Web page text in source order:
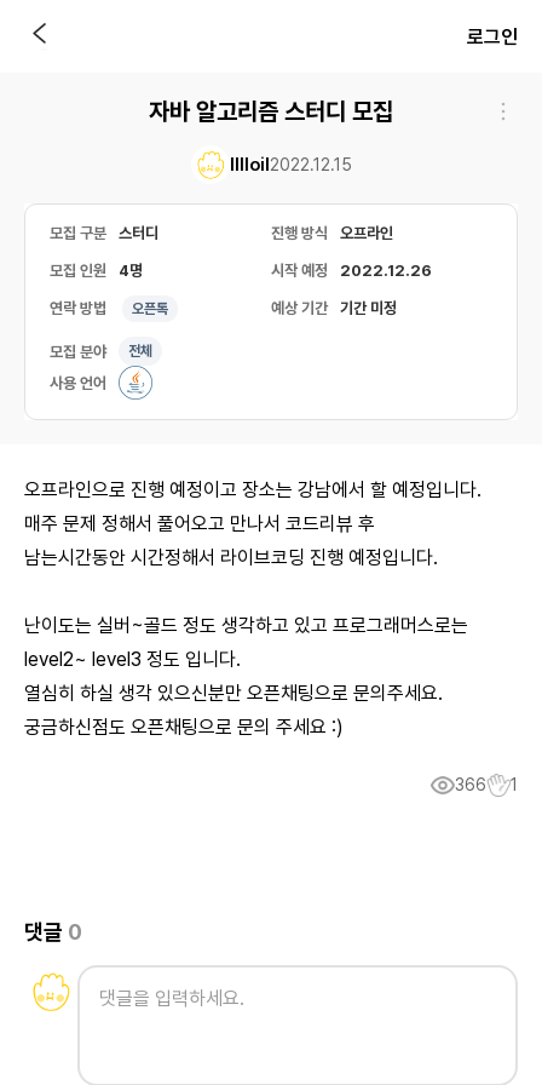
로그인
자바 알고리즘 스터디 모집
lllloil2022.12.15
모집 구분 스터디 진행 방식 오프라인
모집 인원 4명 시작 예정 2022.12.26
연락 방법 오픈톡 예상 기간 기간 미정
모집 분야 전체
사용 언어
오프라인으로 진행 예정이고 장소는 강남에서 할 예정입니다.
매주 문제 정해서 풀어오고 만나서 코드리뷰 후
남는시간동안 시간정해서 라이브코딩 진행 예정입니다.
난이도는 실버~골드 정도 생각하고 있고 프로그래머스로는
level2~ level3 정도 입니다.
열심히 하실 생각 있으신분만 오픈채팅으로 문의주세요.
궁금하신점도 오픈채팅으로 문의 주세요 :)
366 1
댓글 0